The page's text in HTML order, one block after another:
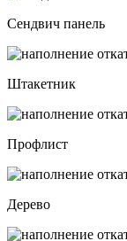
Сендвич панель
Штакетник
Профлист
Дерево